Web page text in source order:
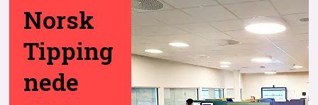
Norsk
Tipping
nede